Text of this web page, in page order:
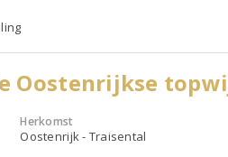
Oostenrijkse
Herkomst
Oostenrijk - Traisental